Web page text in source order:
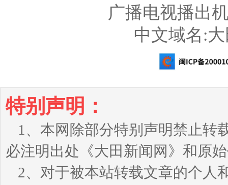
广播电视播出
中文域名:
特别声明：
1、本网除部分特别声明禁止转
必注明出处《大田新闻网》和原
2、对于被本站转载文章的个人